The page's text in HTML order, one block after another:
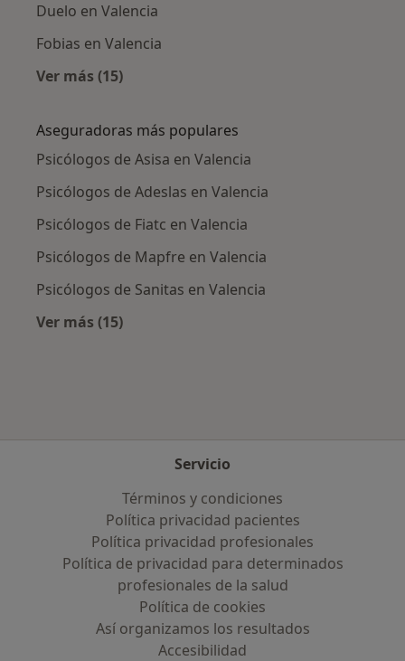
Duelo en Valencia
Fobias en Valencia
Ver más (15)
Aseguradoras más populares
Psicólogos de Asisa en Valencia
Psicólogos de Adeslas en Valencia
Psicólogos de Fiatc en Valencia
Psicólogos de Mapfre en Valencia
Psicólogos de Sanitas en Valencia
Ver más (15)
Servicio
Términos y condiciones
Política privacidad pacientes
Política privacidad profesionales
Política de privacidad para determinados
profesionales de la salud
Política de cookies
Así organizamos los resultados
Accesibilidad